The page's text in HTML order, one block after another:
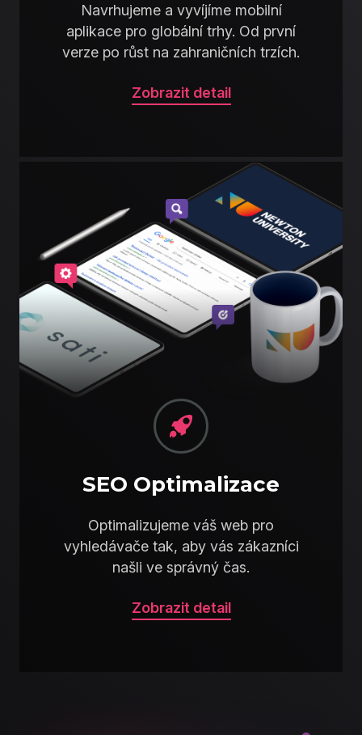
Navrhujeme a vyvíjíme mobilní
aplikace pro globální trhy. Od první
verze po růst na zahraničních trzích.
Zobrazit detail
SEO Optimalizace
Optimalizujeme váš web pro
vyhledávače tak, aby vás zákazníci
našli ve správný čas.
Zobrazit detail